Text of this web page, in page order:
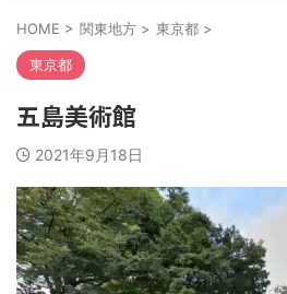
HOME > 関東地方 > 東京都 >
東京都
五島美術館
2021年9月18日